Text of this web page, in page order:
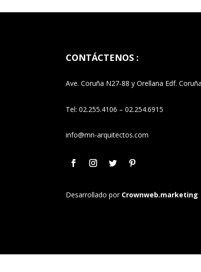
CONTÁCTENOS :
Ave. Coruña N27-88 y Orellana Edf.
Tel: 02.255.4106 – 02.254.6915
info@mn-arquitectos.com
Desarrollado por Crownweb.marketing